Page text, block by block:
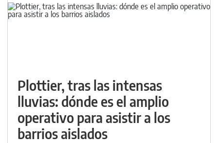
Plottier, tras las intensas
lluvias: dónde es el amplio
operativo para asistir a los
barrios aislados